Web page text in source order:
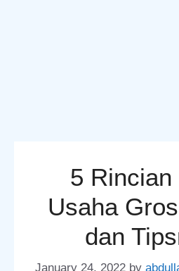
5 Rincian
Usaha
dan
January 24, 2022 by